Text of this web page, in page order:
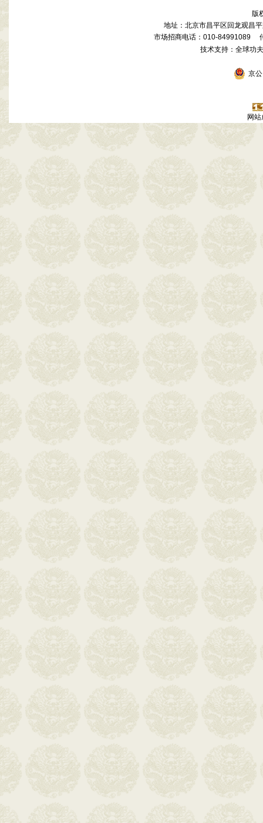
版
地址：北京市昌平区回龙观昌
市场招商电话：010-84991089
技术支持：全球
京公
网